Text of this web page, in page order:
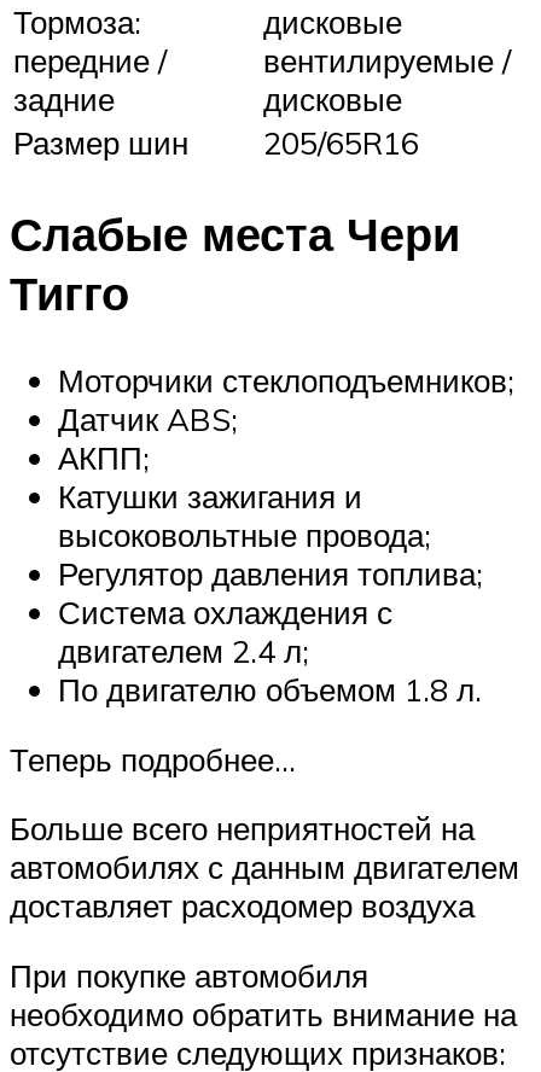
Тормоза:
передние /
задние
дисковые
вентилируемые /
дисковые
Размер шин
205/65R16
Слабые места Чери
Тигго
Моторчики стеклоподъемников;
Датчик ABS;
АКПП;
Катушки зажигания и
высоковольтные провода;
Регулятор давления топлива;
Система охлаждения с
двигателем 2.4 л;
По двигателю объемом 1.8 л.
Теперь подробнее…
Больше всего неприятностей на
автомобилях с данным двигателем
доставляет расходомер воздуха
При покупке автомобиля
необходимо обратить внимание на
отсутствие следующих признаков: